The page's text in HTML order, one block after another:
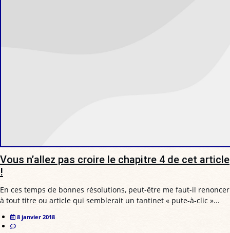
Vous n’allez pas croire le chapitre 4 de cet article
!
En ces temps de bonnes résolutions, peut-être me faut-il renoncer
à tout titre ou article qui semblerait un tantinet « pute-à-clic »...
8 janvier 2018